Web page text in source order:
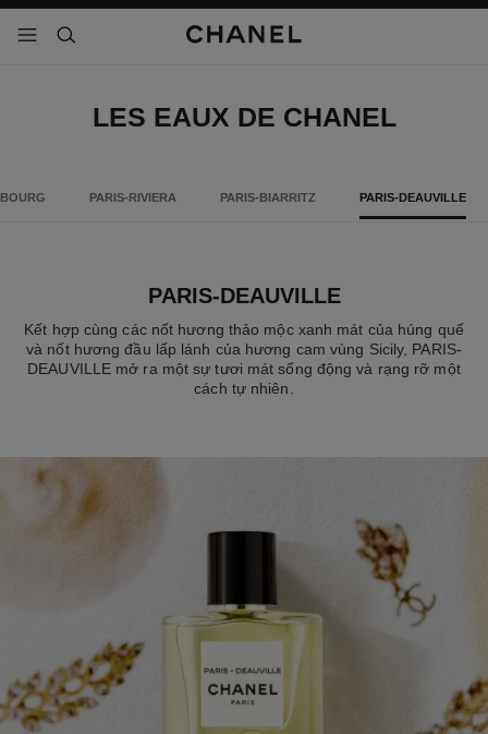
menu - điều hướng chính
- điều hướng chính
tìm kiếm
LES EAUX DE CHANEL
PARIS-RIVIERA PARIS-BIARRITZ PARIS-DEAUVILLE
PARIS-DEAUVILLE
Kết hợp cùng các nốt hương thảo mộc xanh mát của húng quế
và nốt hương đầu lấp lánh của hương cam vùng Sicily, PARIS-
DEAUVILLE mở ra một sự tươi mát sống động và rạng rỡ một
cách tự nhiên.